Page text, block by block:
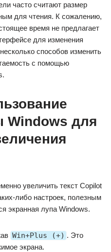
часто считают размер
для чтения. К сожалению,
время не предлагает
для изменения
способов изменить
с помощью
Windows для
увеличить текст Copilot
либо настроек, полезным
экранная лупа Windows.
Win+Plus (+) . Это
экрана.